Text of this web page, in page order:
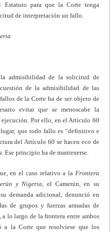
para que la Corte tenga
de interpretación un fallo.
admisibilidad de la solicitud de
de la admisibilidad de las
de la Corte ha de ser objeto de
evitar que se menoscabe la
Por ello, en el Artículo 60
que todo fallo es “definitivo e
del Artículo 60 se hacen eco de
Ese principio ha de mantenerse.
en el caso relativo a la Frontera
y Nigeria,
el Camerún, en su
demanda adicional, denunció en
de grupos y fuerzas armadas de
lo largo de la frontera entre ambos
a la Corte que resolviese que los